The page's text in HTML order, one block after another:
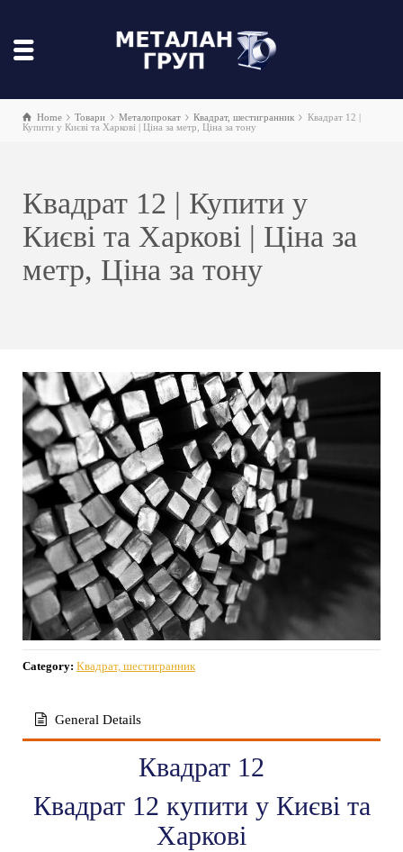
Home Товари Металопрокат Квадрат, шестигранник
Квадрат 12 |
Купити у Києві та Харкові | Ціна за метр, Ціна за тону
Квадрат 12 | Купити у
Києві та Харкові | Ціна за
метр, Ціна за тону
Category: Квадрат, шестигранник
General Details
Квадрат 12
Квадрат 12 купити у Києві та
Харкові